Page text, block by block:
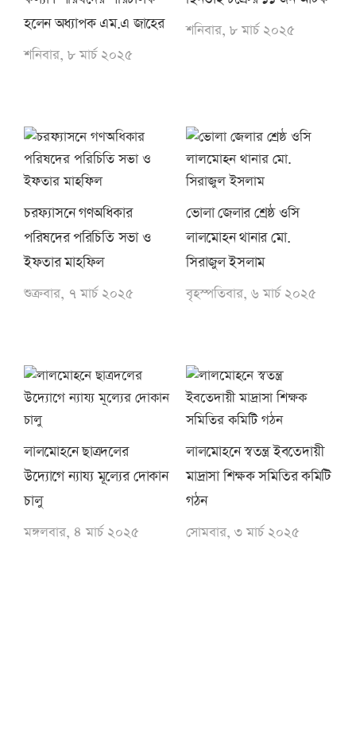
হলেন অধ্যাপক এম.এ জাহের
শনিবার, ৮ মার্চ ২০২৫
শনিবার, ৮ মার্চ ২০২৫
চরফ্যাসনে গণঅধিকার
পরিষদের পরিচিতি সভা ও
ইফতার মাহফিল
শুক্রবার, ৭ মার্চ ২০২৫
ভোলা জেলার শ্রেষ্ঠ ওসি
লালমোহন থানার মো.
সিরাজুল ইসলাম
বৃহস্পতিবার, ৬ মার্চ ২০২৫
লালমোহনে ছাত্রদলের
উদ্যোগে ন্যায্য মূল্যের দোকান
চালু
মঙ্গলবার, ৪ মার্চ ২০২৫
লালমোহনে স্বতন্ত্র ইবতেদায়ী
মাদ্রাসা শিক্ষক সমিতির কমিটি
গঠন
সোমবার, ৩ মার্চ ২০২৫